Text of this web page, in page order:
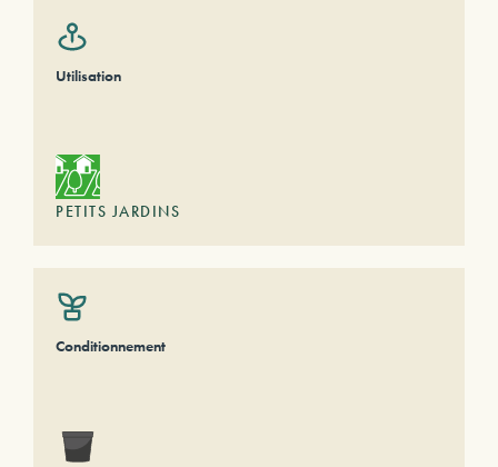
Utilisation
PETITS JARDINS
Conditionnement